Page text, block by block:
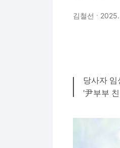
김철선
당사자 임
'尹부부